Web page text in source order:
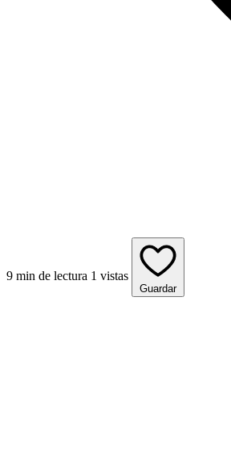
9 min de lectura 1 vistas
Guardar